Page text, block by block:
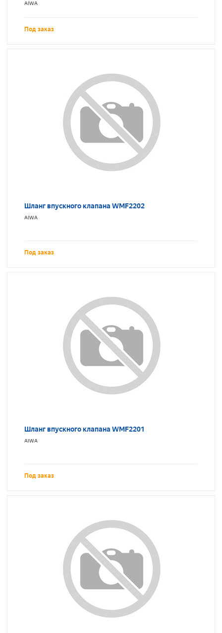
AIWA
Под заказ
Шланг впускного клапана WMF2202
AIWA
Под заказ
Шланг впускного клапана WMF2201
AIWA
Под заказ